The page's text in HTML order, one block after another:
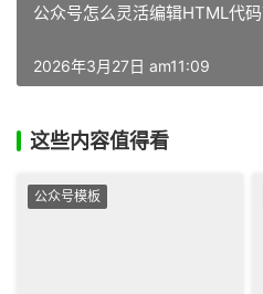
公众号怎么灵活编辑HTML代
2026年3月27日 am11:09
这些内容值得看
公众号模板